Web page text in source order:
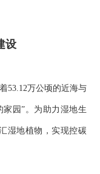
设
53.12万公顷的近海与
园”。为助力湿地生
湿地植物，实现控碳